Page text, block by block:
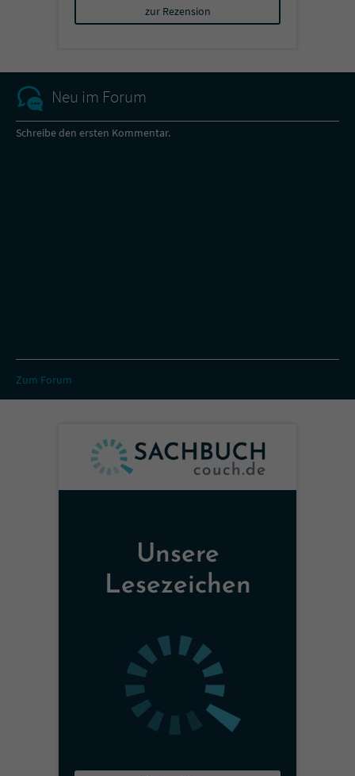
zur Rezension
Neu im Forum
Schreibe den ersten Kommentar.
Zum Forum
Unsere
Lesezeichen